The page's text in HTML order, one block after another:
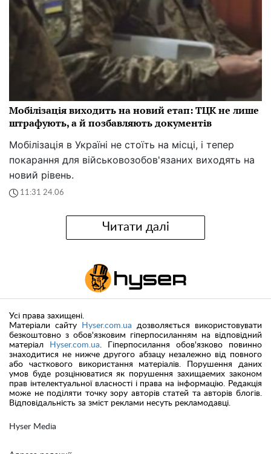
Мобілізація виходить на новий етап: ТЦК не лише
штрафують, а й позбавляють документів
Мобілізація в Україні не стоїть на місці, і тепер
покарання для військовозобов'язаних виходять на
новий рівень.
11:31 24.06
Читати далі
Hyser Media
Усі права захищені.
Матеріали сайту
Hyser.com.ua дозволяється використовувати
безкоштовно з обов'язковим гіперпосиланням на відповідний
матеріал
Hyser.com.ua . Гіперпосилання обов'язково повинно
знаходитися не нижче другого абзацу незалежно від повного
або часткового використання матеріалів. Порушення даних
умов буде розцінюватися як порушення захищаемих законом
прав інтелектуальної власності і права на інформацію. Редакція
може не поділяти точку зору авторів статей та авторів блогів.
Відповідальність за зміст реклами несуть рекламодавці.